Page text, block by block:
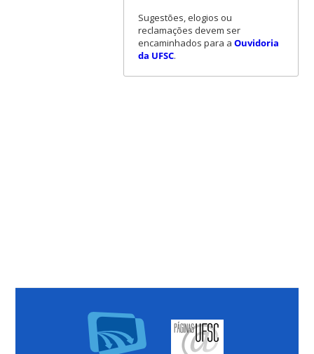
Sugestões, elogios ou
reclamações devem ser
encaminhados para a Ouvidoria
da UFSC.